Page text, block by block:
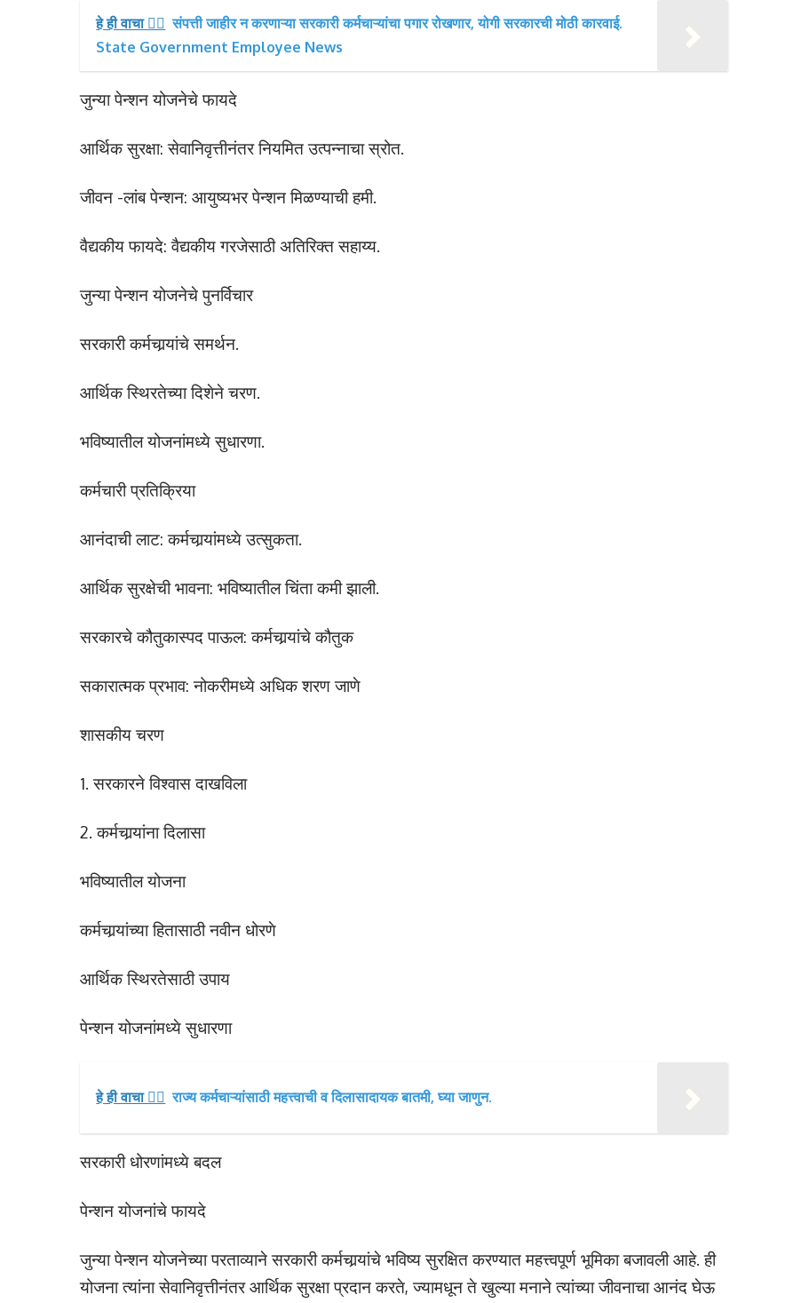
हे ही वाचा 👉🏻 संपत्ती जाहीर न करणाऱ्या सरकारी कर्मचाऱ्यांचा पगार रोखणार, योगी सरकारची मोठी कारवाई.
State Government Employee News
जुन्या पेन्शन योजनेचे फायदे
आर्थिक सुरक्षा: सेवानिवृत्तीनंतर नियमित उत्पन्नाचा स्रोत.
जीवन -लांब पेन्शन: आयुष्यभर पेन्शन मिळण्याची हमी.
वैद्यकीय फायदे: वैद्यकीय गरजेसाठी अतिरिक्त सहाय्य.
जुन्या पेन्शन योजनेचे पुनर्विचार
सरकारी कर्मचार्‍यांचे समर्थन.
आर्थिक स्थिरतेच्या दिशेने चरण.
भविष्यातील योजनांमध्ये सुधारणा.
कर्मचारी प्रतिक्रिया
आनंदाची लाट: कर्मचार्‍यांमध्ये उत्सुकता.
आर्थिक सुरक्षेची भावना: भविष्यातील चिंता कमी झाली.
सरकारचे कौतुकास्पद पाऊल: कर्मचार्‍यांचे कौतुक
सकारात्मक प्रभाव: नोकरीमध्ये अधिक शरण जाणे
शासकीय चरण
1. सरकारने विश्वास दाखविला
2. कर्मचार्‍यांना दिलासा
भविष्यातील योजना
कर्मचार्‍यांच्या हितासाठी नवीन धोरणे
आर्थिक स्थिरतेसाठी उपाय
पेन्शन योजनांमध्ये सुधारणा
हे ही वाचा 👉🏻 राज्य कर्मचाऱ्यांसाठी महत्त्वाची व दिलासादायक बातमी, घ्या जाणुन.
सरकारी धोरणांमध्ये बदल
पेन्शन योजनांचे फायदे
जुन्या पेन्शन योजनेच्या परताव्याने सरकारी कर्मचार्‍यांचे भविष्य सुरक्षित करण्यात महत्त्वपूर्ण भूमिका बजावली आहे. ही
योजना त्यांना सेवानिवृत्तीनंतर आर्थिक सुरक्षा प्रदान करते, ज्यामधून ते खुल्या मनाने त्यांच्या जीवनाचा आनंद घेऊ